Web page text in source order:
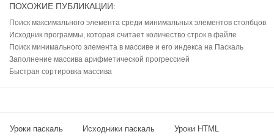
ПОХОЖИЕ ПУБЛИКАЦИИ:
Поиск максимального элемента среди минимальных элементов столбцов
Исходник программы, которая считает количество строк в файле
Поиск минимального элемента в массиве и его индекса на Паскаль
Заполнение массива арифметической прогрессией
Быстрая сортировка массива
Уроки паскаль Исходники паскаль
Уроки HTML